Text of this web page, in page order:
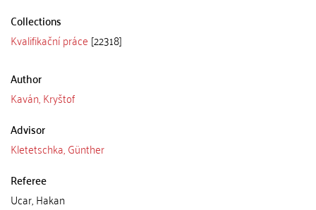
Collections
Kvalifikační práce [22318]
Author
Kaván, Kryštof
Advisor
Kletetschka, Günther
Referee
Ucar, Hakan